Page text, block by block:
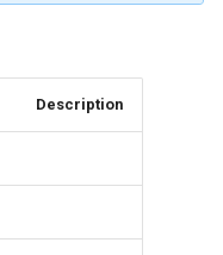
Description